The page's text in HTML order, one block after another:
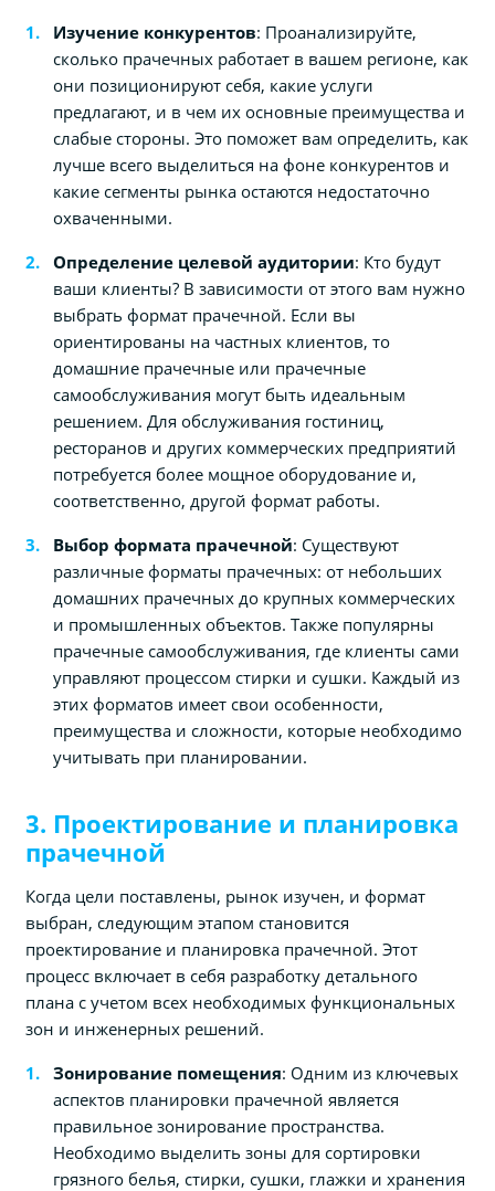
Изучение конкурентов: Проанализируйте,
сколько прачечных работает в вашем регионе, как
они позиционируют себя, какие услуги
предлагают, и в чем их основные преимущества и
слабые стороны. Это поможет вам определить, как
лучше всего выделиться на фоне конкурентов и
какие сегменты рынка остаются недостаточно
охваченными.
Определение целевой аудитории: Кто будут
ваши клиенты? В зависимости от этого вам нужно
выбрать формат прачечной. Если вы
ориентированы на частных клиентов, то
домашние прачечные или прачечные
самообслуживания могут быть идеальным
решением. Для обслуживания гостиниц,
ресторанов и других коммерческих предприятий
потребуется более мощное оборудование и,
соответственно, другой формат работы.
Выбор формата прачечной: Существуют
различные форматы прачечных: от небольших
домашних прачечных до крупных коммерческих
и промышленных объектов. Также популярны
прачечные самообслуживания, где клиенты сами
управляют процессом стирки и сушки. Каждый из
этих форматов имеет свои особенности,
преимущества и сложности, которые необходимо
учитывать при планировании.
3. Проектирование и планировка
прачечной
Когда цели поставлены, рынок изучен, и формат
выбран, следующим этапом становится
проектирование и планировка прачечной. Этот
процесс включает в себя разработку детального
плана с учетом всех необходимых функциональных
зон и инженерных решений.
Зонирование помещения: Одним из ключевых
аспектов планировки прачечной является
правильное зонирование пространства.
Необходимо выделить зоны для сортировки
грязного белья, стирки, сушки, глажки и хранения